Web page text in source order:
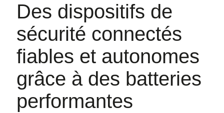
Des dispositifs de
sécurité connectés
fiables et autonomes
grâce à des batteries
performantes